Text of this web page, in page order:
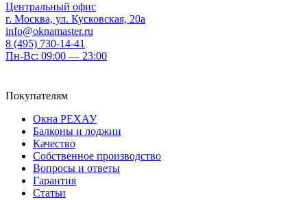
Центральный офис
г. Москва, ул. Кусковская, 20а
info@oknamaster.ru
8 (495) 730-14-41
Пн-Вс: 09:00 — 23:00
Покупателям
Окна РЕХАУ
Балконы и лоджии
Качество
Собственное производство
Вопросы и ответы
Гарантия
Статьи